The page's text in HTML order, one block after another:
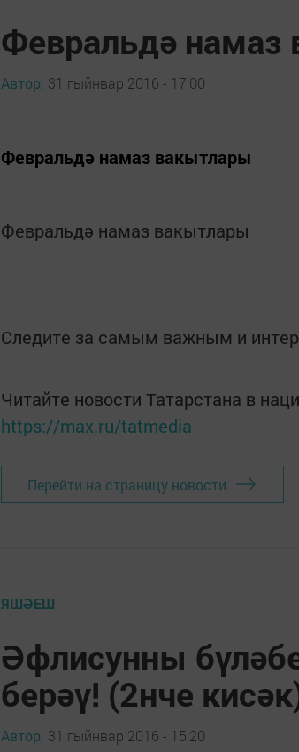
Февральдә намаз
Автор, 31 гыйнвар 2016 - 17:00
Февральдә намаз вакытлары
Февральдә намаз вакытлары
Следите за самым важным и
Читайте новости Татарстана в
https://max.ru/tatmedia
Перейти на страницу новости
ЯШӘЕШ
Әфлисунны
берәү! (2нче
Автор, 31 гыйнвар 2016 - 15:20